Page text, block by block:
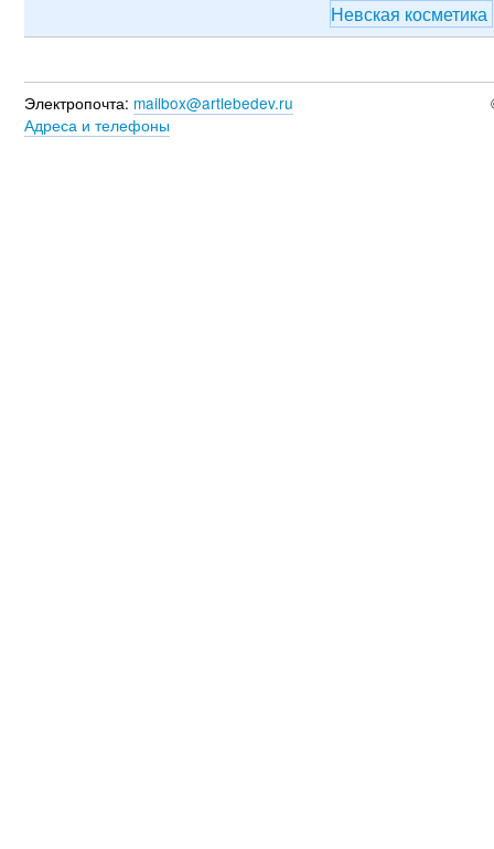
Невская косметика
Электропочта: mailbox@artlebedev.ru
Адреса и телефоны